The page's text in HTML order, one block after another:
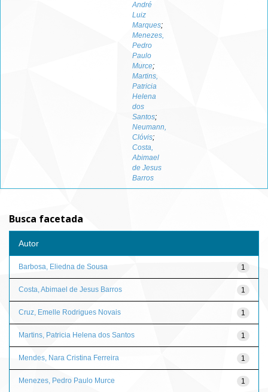
André
Luiz
Marques;
Menezes,
Pedro
Paulo
Murce;
Martins,
Patricia
Helena
dos
Santos;
Neumann,
Clóvis;
Costa,
Abimael
de Jesus
Barros
Busca facetada
Autor
1
Barbosa, Eliedna de Sousa
1
Costa, Abimael de Jesus Barros
1
Cruz, Emelle Rodrigues Novais
1
Martins, Patricia Helena dos Santos
1
Mendes, Nara Cristina Ferreira
1
Menezes, Pedro Paulo Murce